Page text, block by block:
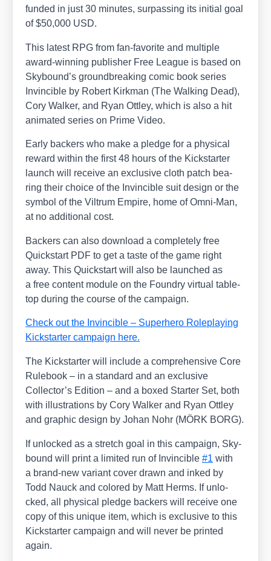
fun­ded in just 30 minu­tes, sur­pas­sing its initi­al goal
of $50,000 USD.
This latest RPG from fan-favo­ri­te and mul­ti­ple
award-win­ning publisher Free League is based on
Skybound’s ground­brea­king comic book series
Invin­ci­b­le by Robert Kirk­man (The Wal­king Dead),
Cory Wal­ker, and Ryan Ott­ley, which is also a hit
ani­ma­ted series on Prime Video.
Ear­ly backers who make a pledge for a phy­si­cal
reward within the first 48 hours of the Kick­star­ter
launch will recei­ve an exclu­si­ve cloth patch bea­
ring their choice of the Invin­ci­b­le suit design or the
sym­bol of the Vil­t­rum Empire, home of Omni-Man,
at no addi­tio­nal cost.
Backers can also down­load a com­ple­te­ly free
Quick­start PDF to get a tas­te of the game right
away. This Quick­start will also be laun­ched as
a free con­tent modu­le on the Foundry vir­tu­al table­
top during the cour­se of the cam­paign.
Check out the Invin­ci­b­le – Super­he­ro Role­play­ing
Kick­star­ter cam­paign here.
The Kick­star­ter will include a com­pre­hen­si­ve Core
Rule­book – in a stan­dard and an exclu­si­ve
Collector’s Edi­ti­on – and a boxed Star­ter Set, both
with illus­tra­ti­ons by Cory Wal­ker and Ryan Ott­ley
and gra­phic design by Johan Nohr (MÖRK BORG).
If unlo­cked as a stretch goal in this cam­paign, Sky­
bound will print a limi­t­ed run of Invin­ci­b­le#1 with
a brand-new vari­ant cover drawn and inked by
Todd Nauck and colo­red by Matt Herms. If unlo­
cked, all phy­si­cal pledge backers will recei­ve one
copy of this uni­que item, which is exclu­si­ve to this
Kick­star­ter cam­paign and will never be prin­ted
again.